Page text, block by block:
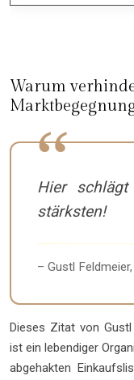
Warum
Hier
stärksten!
– Gustl Feldmeier,
Dieses Zitat von
ist ein lebendiger
abgehakten